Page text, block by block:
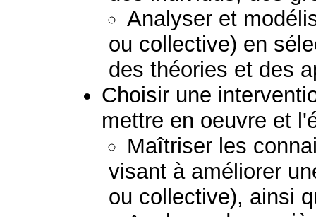
Analyser et
ou collective) en
des théories et des
Choisir une
mettre en oeuvre et
Maîtriser les
visant à améliorer
ou collective), ainsi